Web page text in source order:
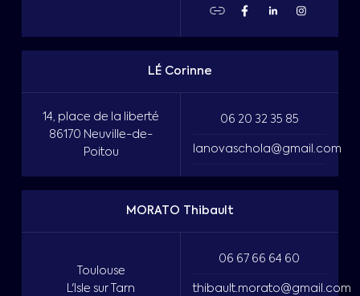
LÉ Corinne
14, place de la liberté
86170 Neuville-de-
Poitou
06 20 32 35 85
lanovaschola@gmail.com
MORATO Thibault
Toulouse
L'Isle sur Tarn
06 67 66 64 60
thibault.morato@gmail.com